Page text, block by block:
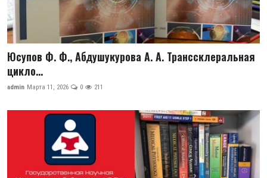
Стратегический план развития
Лента
ГНМБ
Цифровые коллекции
История здравоохранения Узбекистана
Периодические издания
Медики Узбекистана
Юсупов Ф. Ф., Абдушукурова А. А. Транссклеральная
цикло...
admin Марта 11, 2026 0 211